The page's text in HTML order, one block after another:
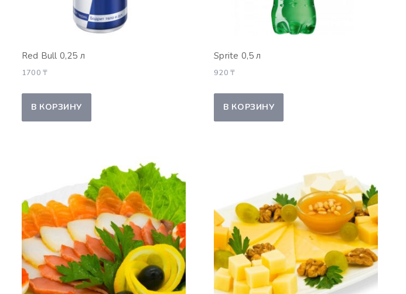
Red Bull 0,25 л
1700 ₸
В КОРЗИНУ
Sprite 0,5 л
920₸
В КОРЗИНУ